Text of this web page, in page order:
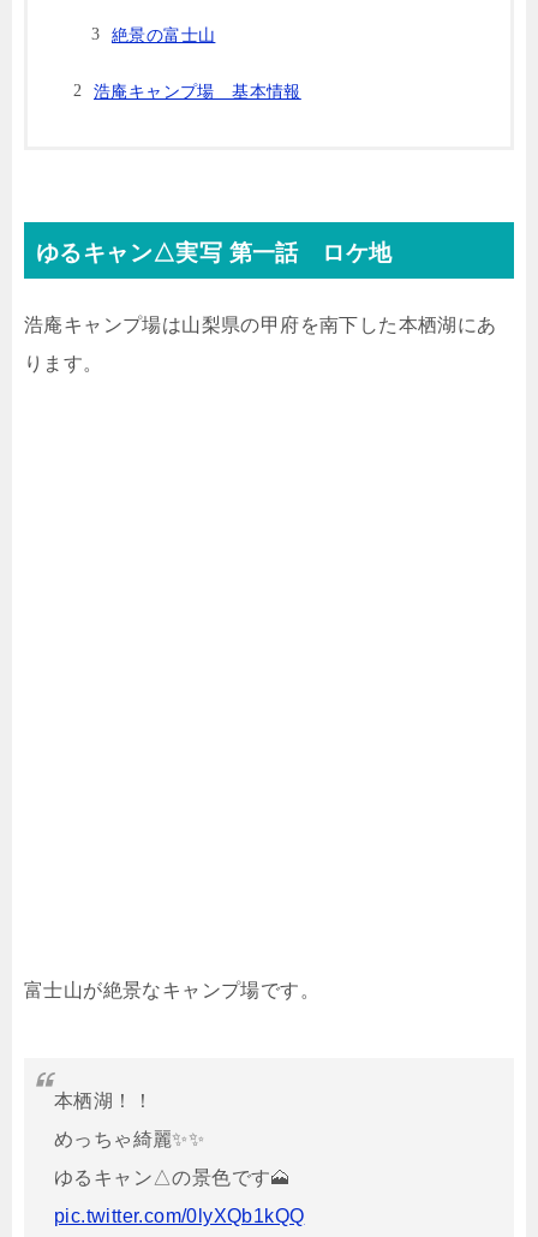
絶景の富士山
浩庵キャンプ場 基本情報
ゆるキャン△実写 第一話 ロケ地
浩庵キャンプ場は山梨県の甲府を南下した本栖湖にあ
ります。
富士山が絶景なキャンプ場です。
本栖湖！！
めっちゃ綺麗✨✨
ゆるキャン△の景色です🗻
pic.twitter.com/0lyXQb1kQQ